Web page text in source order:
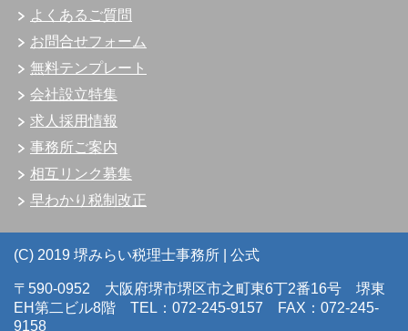
よくあるご質問
お問合せフォーム
無料テンプレート
会社設立特集
求人採用情報
事務所ご案内
相互リンク募集
早わかり税制改正
(C) 2019 堺みらい税理士事務所 | 公式
〒590-0952 大阪府堺市堺区市之町東6丁2番16号 堺東
EH第二ビル8階 TEL：072-245-9157 FAX：072-245-
9158